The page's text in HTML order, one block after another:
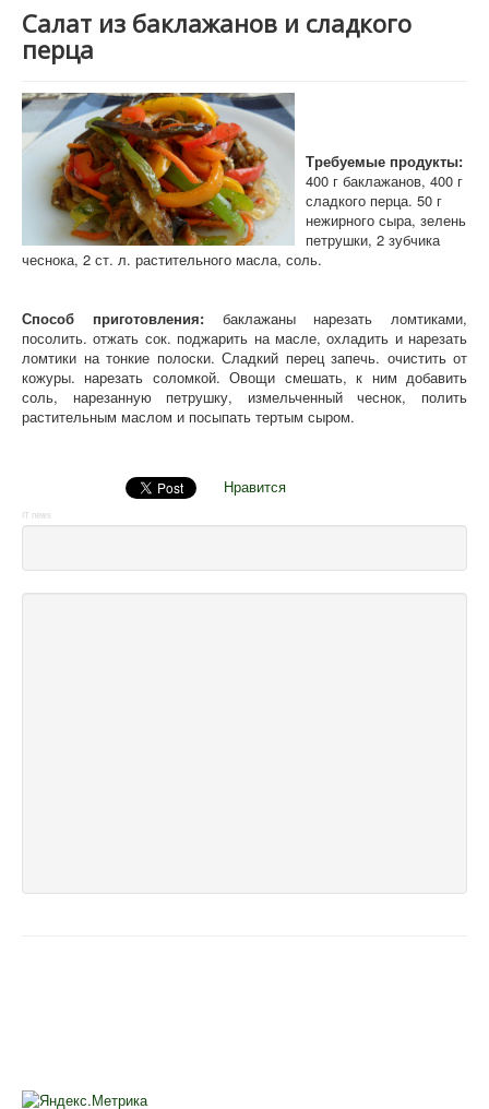
Салат из баклажанов и сладкого
перца
Требуемые продукты:
400 г баклажанов, 400 г
сладкого перца. 50 г
нежирного сыра, зелень
петрушки, 2 зубчика
чеснока, 2 ст. л. растительного масла, соль.
Способ приготовления:баклажаны нарезать ломтиками,
посолить. отжать сок. поджарить на масле, охладить и нарезать
ломтики на тонкие полоски. Сладкий перец запечь. очистить от
кожуры. нарезать соломкой. Овощи смешать, к ним добавить
соль, нарезанную петрушку, измельченный чеснок, полить
растительным маслом и посыпать тертым сыром.
Нравится
IT news